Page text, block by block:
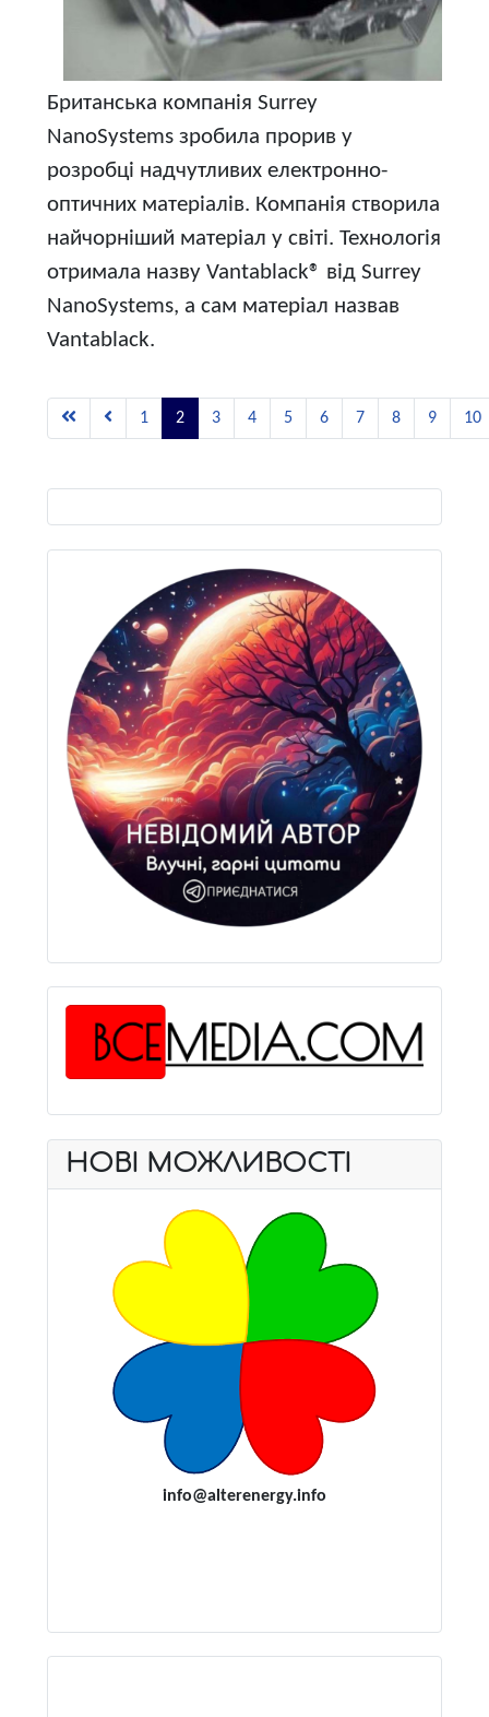
Британська компанія Surrey
NanoSystems зробила прорив у
розробці надчутливих електронно-
оптичних матеріалів. Компанія створила
найчорніший матеріал у світі. Технологія
отримала назву Vantablack® від Surrey
NanoSystems, а сам матеріал назвав
Vantablack.
1 2 3 4 5 6 7 8 9 10
Виберіть свою мову
НОВІ МОЖЛИВОСТІ
info@alterenergy.info